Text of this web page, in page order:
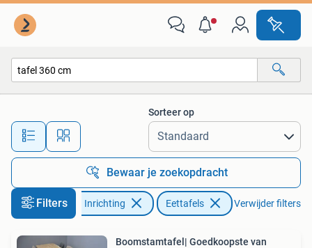
Alle afstanden…
Sorteer op
Bewaar je zoekopdracht
Filters
Huis en Inrichting Eettafels Verwijder filters
Boomstamtafel| Goedkoopste van